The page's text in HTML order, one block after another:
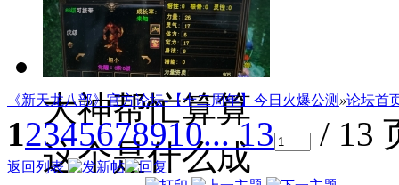
剑江湖
大神帮忙算算
这个是什么成
《新天龙八部》官方论坛-【十二周年】今日火爆公测 »论坛首
12345678910... 13 / 13
返回列表